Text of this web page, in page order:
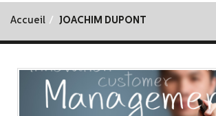
Accueil JOACHIM DUPONT